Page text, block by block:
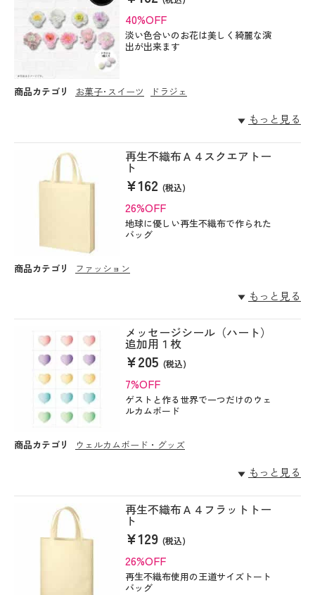
40%OFF
淡い色合いのお花は美しく綺麗な演
出が出来ます
商品カテゴリ お菓子･スイーツ ドラジェ
もっと見る
再生不織布Ａ４スクエアトー
ト
¥162(税込)
26%OFF
地球に優しい再生不織布で作られた
バッグ
商品カテゴリ ファッション
もっと見る
メッセージシール（ハート）
追加用１枚
¥205(税込)
7%OFF
ゲストと作る世界で一つだけのウェ
ルカムボード
商品カテゴリ ウェルカムボード・グッズ
もっと見る
再生不織布Ａ４フラットトー
ト
¥129(税込)
26%OFF
再生不織布使用の王道サイズトート
バッグ